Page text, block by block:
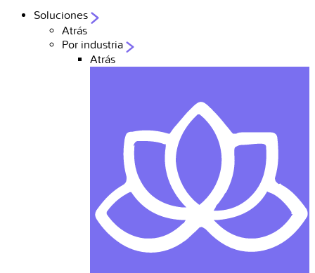
Soluciones
Atrás
Por industria
Atrás